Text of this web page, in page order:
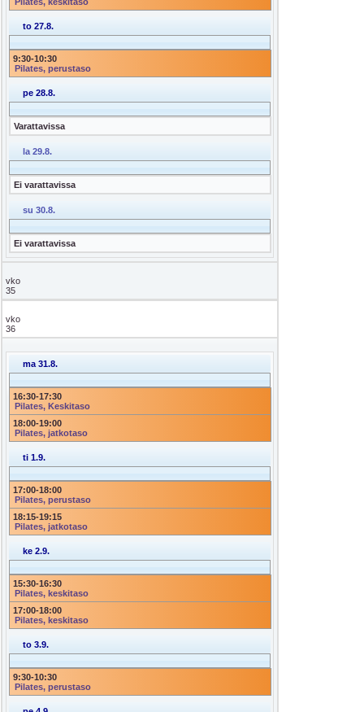
to 27.8.
9:30-10:30
Pilates, perustaso
pe 28.8.
Varattavissa
la 29.8.
Ei varattavissa
su 30.8.
Ei varattavissa
vko
35
vko
36
ma 31.8.
16:30-17:30
Pilates, Keskitaso
18:00-19:00
Pilates, jatkotaso
ti 1.9.
17:00-18:00
Pilates, perustaso
18:15-19:15
Pilates, jatkotaso
ke 2.9.
15:30-16:30
Pilates, keskitaso
17:00-18:00
Pilates, keskitaso
to 3.9.
9:30-10:30
Pilates, perustaso